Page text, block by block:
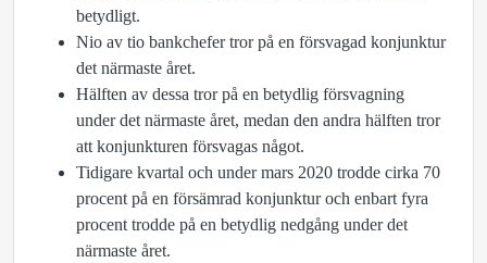
betydligt.
Nio av tio bankchefer tror på en försvagad konjunktur
det närmaste året.
Hälften av dessa tror på en betydlig försvagning
under det närmaste året, medan den andra hälften tror
att konjunkturen försvagas något.
Tidigare kvartal och under mars 2020 trodde cirka 70
procent på en försämrad konjunktur och enbart fyra
procent trodde på en betydlig nedgång under det
närmaste året.